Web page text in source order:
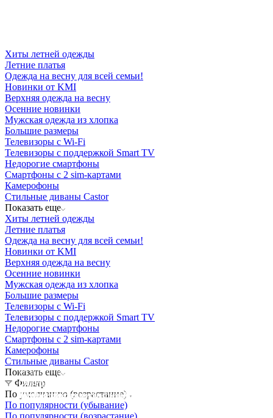
Хиты летней одежды
Летние платья
Одежда на весну для всей семьи!
Новинки от KMI
Верхняя одежда на весну
Осенние новинки
Мужская одежда из хлопка
Большие размеры
Телевизоры с Wi-Fi
Телевизоры с поддержкой Smart TV
Недорогие смартфоны
Смартфоны с 2 sim-картами
Камерофоны
Стильные диваны Castor
Показать еще
Хиты летней одежды
Летние платья
Одежда на весну для всей семьи!
Новинки от KMI
Верхняя одежда на весну
Осенние новинки
Мужская одежда из хлопка
Большие размеры
Телевизоры с Wi-Fi
Телевизоры с поддержкой Smart TV
Недорогие смартфоны
Смартфоны с 2 sim-картами
Камерофоны
Стильные диваны Castor
Показать еще
Фильтр
По умолчанию (возрастание)
По популярности (убывание)
По популярности (возрастание)
Освещение
Здания префектуры ТиНАО
Освещение
Калужский завод путевых машин и гидроприводов
Освещение
СТРОИТЕЛЬНЫЙ ГИПЕРМАРКЕТ «ЛЕРУА
МЕРЛЕН»
Освещение
Железнодорожный вокзал Арзамас-1